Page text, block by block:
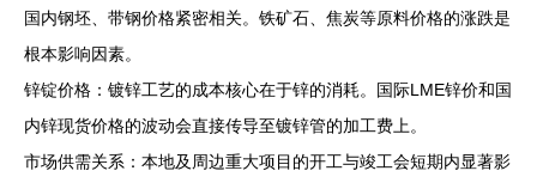
国内钢坯、带钢价格紧密相关。铁矿石、焦炭等原料价格的涨跌是
根本影响因素。
锌锭价格：镀锌工艺的成本核心在于锌的消耗。国际LME锌价和国
内锌现货价格的波动会直接传导至镀锌管的加工费上。
市场供需关系：本地及周边重大项目的开工与竣工会短期内显著影